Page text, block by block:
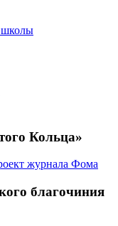
школы
Кольца»
благочиния